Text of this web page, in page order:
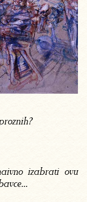
izabrati ovu